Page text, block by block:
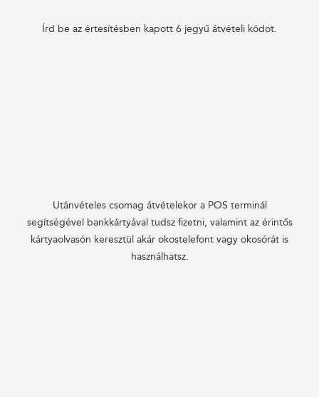
Írd be az értesítésben kapott 6 jegyű átvételi kódot.
Utánvételes csomag átvételekor a POS terminál
segítségével bankkártyával tudsz fizetni, valamint az érintős
kártyaolvasón keresztül akár okostelefont vagy okosórát is
használhatsz.